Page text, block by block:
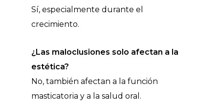
Sí, especialmente durante el
crecimiento.
¿Las maloclusiones solo afectan a la
estética?
No, también afectan a la función
masticatoria y a la salud oral.